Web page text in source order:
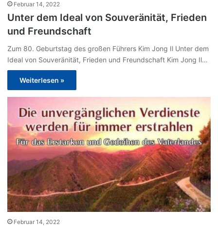
Februar 14, 2022
Unter dem Ideal von Souveränität, Frieden
und Freundschaft
Zum 80. Geburtstag des großen Führers Kim Jong Il Unter dem
Ideal von Souveränität, Frieden und Freundschaft Kim Jong Il…
Weiterlesen »
Februar 14, 2022